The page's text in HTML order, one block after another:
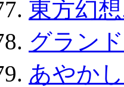
東方幻
グラン
あやか